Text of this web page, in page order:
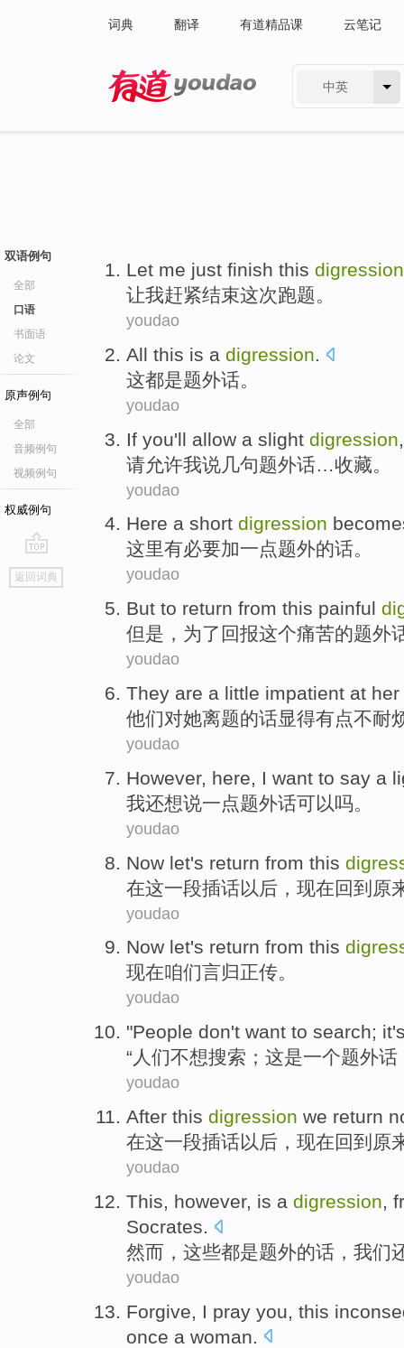
词典 翻译 有道精品课 云笔记
中英
双语例句
全部
口语
书面语
论文
原声例句
全部
音频例句
视频例句
权威例句
go
top
返回词典
Let me just finish this digression
让我赶紧结束这次跑题。
youdao
All this is a digression.
这都是题外话。
youdao
If you'll allow a slight digression
请允许我说几句题外话 …收藏。
youdao
Here a short digression
这里有必要加一点题外的话。
youdao
But to return from this painful
但是 ， 为了 回报这个痛苦的题外
youdao
They are a little impatient at her
他们对她离题的话显得有点不耐
youdao
However, here, I want to say a
我还想说一点题外话可以吗。
youdao
Now let's return from this
在这一段插话以后， 现在回到 原
youdao
Now let's return from this
现在咱们言归正传。
youdao
"People don't want to search; it
“人们不想搜索 ； 这是一个题外话
youdao
After this digression we return
在这一段插话以后 ， 现在回到 原
youdao
This, however, is a digression,
Socrates.
然而 ，这些都是题外的话， 我们
youdao
Forgive I pray you this
once a woman